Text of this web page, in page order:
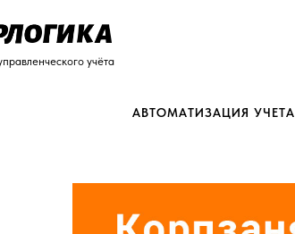
учёта
АВТОМАТИЗАЦИЯ УЧЕТА